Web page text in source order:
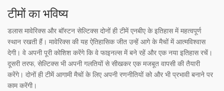
टीमों का भविष्य
डलास मावेरिक्स और बॉस्टन सेल्टिक्स दोनों ही टीमें एनबीए के इतिहास में महत्वपूर्ण
स्थान रखती हैं। मावेरिक्स की यह ऐतिहासिक जीत उन्हें आगे के मैचों में आत्मविश्वास
देगी। वे अपनी पूरी कोशिश करेंगे कि वे फाइनल्स में बने रहें और एक नया इतिहास रचें।
दूसरी तरफ, सेल्टिक्स भी अपनी गलतियों से सीखकर एक मजबूत वापसी की तैयारी
करेंगे। दोनों ही टीमें आगामी मैचों के लिए अपनी रणनीतियों को और भी प्रभावी बनाने पर
काम करेंगी।